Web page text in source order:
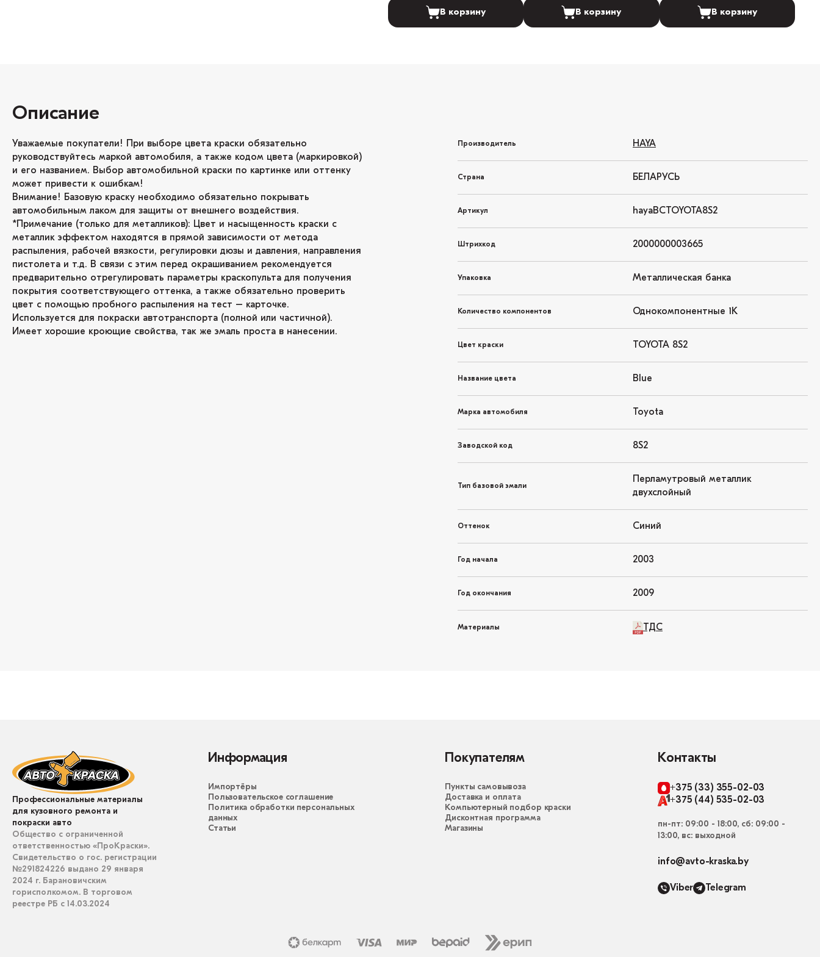
В корзину В корзину В корзину
Описание
Уважаемые покупатели! При выборе цвета краски обязательно
руководствуйтесь маркой автомобиля, а также кодом цвета (маркировкой)
и его названием. Выбор автомобильной краски по картинке или оттенку
может привести к ошибкам!
Внимание! Базовую краску необходимо обязательно покрывать
автомобильным лаком для защиты от внешнего воздействия.
*Примечание (только для металликов): Цвет и насыщенность краски с
металлик эффектом находятся в прямой зависимости от метода
распыления, рабочей вязкости, регулировки дюзы и давления, направления
пистолета и т.д. В связи с этим перед окрашиванием рекомендуется
предварительно отрегулировать параметры краскопульта для получения
покрытия соответствующего оттенка, а также обязательно проверить
цвет с помощью пробного распыления на тест – карточке.
Используется для покраски автотранспорта (полной или частичной).
Имеет хорошие кроющие свойства, так же эмаль проста в нанесении.
Производитель HAYA
Страна БЕЛАРУСЬ
Артикул hayaBCTOYOTA8S2
Штрихкод 2000000003665
Упаковка Металлическая банка
Количество компонентов Однокомпонентные 1K
Цвет краски TOYOTA 8S2
Название цвета Blue
Марка автомобиля Toyota
Заводской код 8S2
Тип базовой эмали
Перламутровый металлик
двухслойный
Оттенок Синий
Год начала 2003
Год окончания 2009
Материалы ТДС
Профессиональные материалы
для кузовного ремонта и
покраски авто
Общество с ограниченной
ответственностью «ПроКраски».
Свидетельство о гос. регистрации
№291824226 выдано 29 января
2024 г. Барановичским
горисполкомом. В торговом
реестре РБ с 14.03.2024
Информация
Импортёры
Пользовательское соглашение
Политика обработки персональных
данных
Статьи
Покупателям
Пункты самовывоза
Доставка и оплата
Компьютерный подбор краски
Дисконтная программа
Магазины
Контакты
+375 (33) 355-02-03
+375 (44) 535-02-03
пн-пт: 09:00 - 18:00, сб: 09:00 -
13:00, вс: выходной
info@avto-kraska.by
Viber Telegram